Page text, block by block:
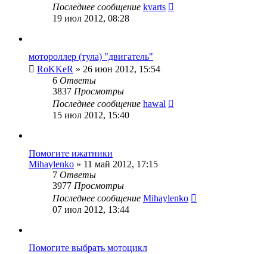
Последнее сообщение kvarts
19 июл 2012, 08:28
мотороллер (тула) "двигатель"
RoKKeR » 26 июн 2012, 15:54
6 Ответы
3837 Просмотры
Последнее сообщение hawal
15 июл 2012, 15:40
Помогите ижатники
Mihaylenko » 11 май 2012, 17:15
7 Ответы
3977 Просмотры
Последнее сообщение Mihaylenko
07 июл 2012, 13:44
Помогите выбрать мотоцикл